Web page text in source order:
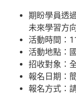
期盼學員透
未來學習方
活動時間：
活動地點：
招收對象：
報名日期：
報名方式：